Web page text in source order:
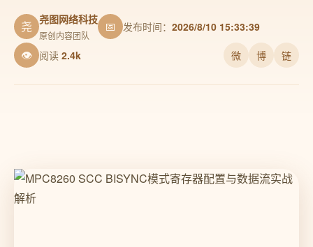
尧 尧图网络科技
原创内容团队
📅 发布时间： 2026/8/10 15:33:39
👁 阅读 2.4k 微 博 链